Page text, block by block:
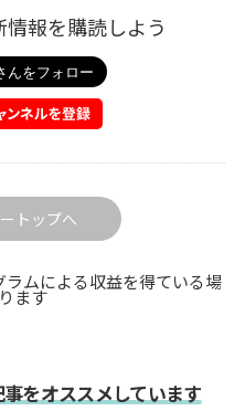
報を購読しよう
トップへ
ムによる収益を得ている場
ます
をオススメしています